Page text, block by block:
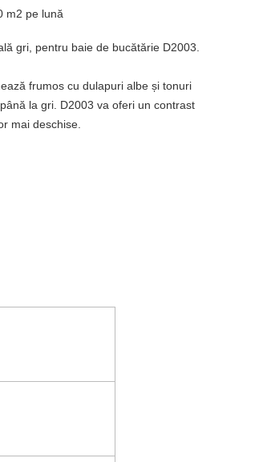
m2 pe lună
gri, pentru baie de bucătărie D2003.
frumos cu dulapuri albe și tonuri
la gri. D2003 va oferi un contrast
mai deschise.